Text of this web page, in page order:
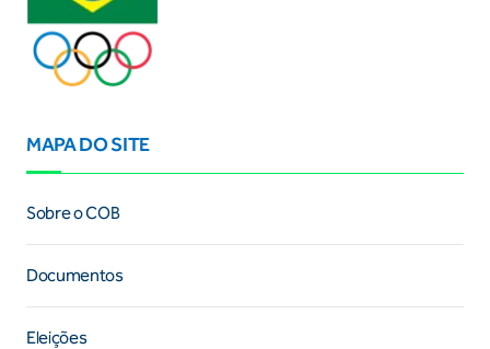
MAPA DO SITE
Sobre o COB
Documentos
Eleições